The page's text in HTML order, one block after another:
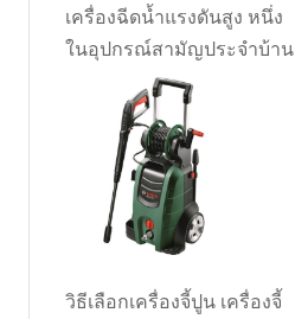
เครื่องฉีดน้ำแรงดันสูง หนึ่ง
ในอุปกรณ์สามัญประจำบ้าน
วิธีเลือกเครื่องจี้ปูน เครื่องจี้